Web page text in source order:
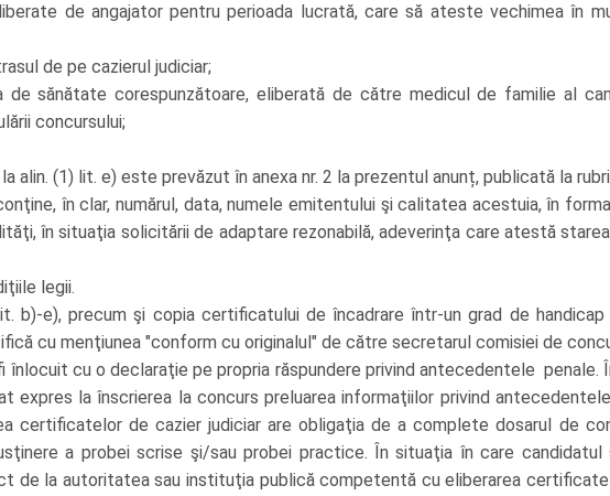
de angajator pentru perioada lucrată, care să ateste vechimea în
de pe cazierul judiciar;
sănătate corespunzătoare, eliberată de către medicul de familie al
concursului;
alin. (1) lit. e) este prevăzut în anexa nr. 2 la prezentul anunț, publicată la
în clar, numărul, data, numele emitentului şi calitatea acestuia, în
în situaţia solicitării de adaptare rezonabilă, adeverinţa care atestă
legii.
b)-e), precum şi copia certificatului de încadrare într-un grad de
cu menţiunea "conform cu originalul" de către secretarul comisiei de
înlocuit cu o declaraţie pe propria răspundere privind antecedentele penale.
expres la înscrierea la concurs preluarea informaţiilor privind
certificatelor de cazier judiciar are obligaţia de a complete dosarul de
a probei scrise şi/sau probei practice. În situaţia în care
de la autoritatea sau instituţia publică competentă cu eliberarea